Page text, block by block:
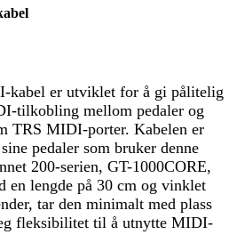
kabel er utviklet for å gi pålitelig
tilkobling mellom pedaler og
TRS MIDI-porter. Kabelen er
pedaler som bruker denne
200-serien, GT-1000CORE,
en lengde på 30 cm og vinklet
tar den minimalt med plass
fleksibilitet til å utnytte MIDI-